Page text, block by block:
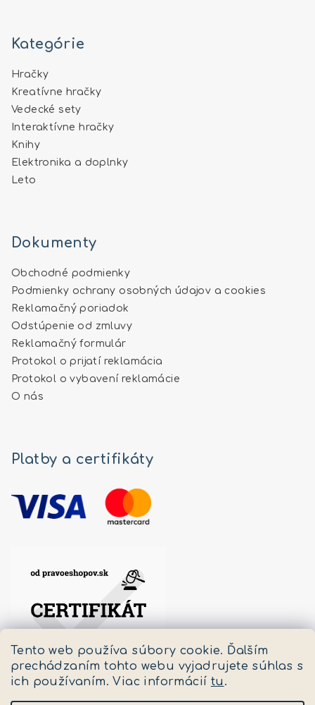
Tento web používa súbory cookie. Ďalším
prechádzaním tohto webu vyjadrujete súhlas s
ich používaním. Viac informácií tu .
Kategórie
Hračky
Kreatívne hračky
Vedecké sety
Interaktívne hračky
Knihy
Elektronika a doplnky
Leto
Dokumenty
Obchodné podmienky
Podmienky ochrany osobných údajov a cookies
Reklamačný poriadok
Odstúpenie od zmluvy
Reklamačný formulár
Protokol o prijatí reklamácia
Protokol o vybavení reklamácie
O nás
Platby a certifikáty